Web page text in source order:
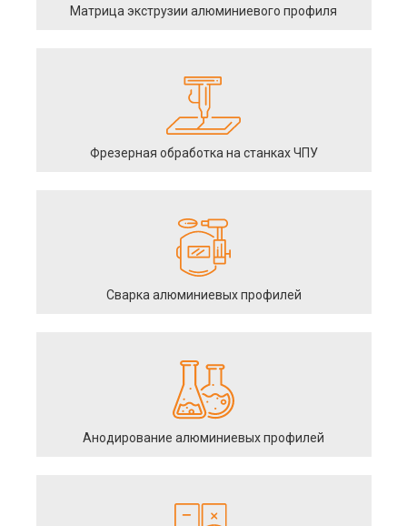
Матрица экструзии алюминиевого профиля
Фрезерная обработка на станках ЧПУ
Сварка алюминиевых профилей
Анодирование алюминиевых профилей